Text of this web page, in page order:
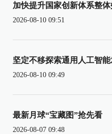
加快提升国家创新体系整
2026-08-10 09:51
坚定不移探索通用人工智
2026-08-10 09:49
最新月球“宝藏图”抢先看
2026-08-07 09:48